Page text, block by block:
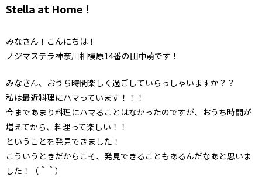
Stella at Home！
みなさん！こんにちは！
ノジマステラ神奈川相模原14番の田中萌です！
みなさん、おうち時間楽しく過ごしていらっしゃいますか？？
私は最近料理にハマっています！！！
今まであまり料理にハマることはなかったのですが、おうち時間が
増えてから、料理って楽しい！！
ということを発見できました！
こういうときだからこそ、発見できることもあるんだなあと思いま
した！（＾＾）